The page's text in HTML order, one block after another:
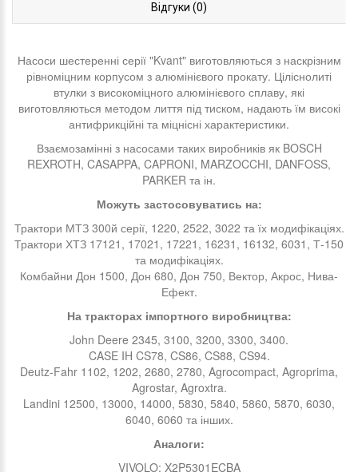
Відгуки (0)
Насоси шестеренні серії "Kvant" виготовляються з наскрізним
рівноміцним корпусом з алюмінієвого прокату. Ціліснолиті
втулки з високоміцного алюмінієвого сплаву, які
виготовляються методом лиття під тиском, надають їм високі
антифрикційні та міцнісні характеристики.
Взаємозамінні з насосами таких виробників як BOSCH
REXROTH, CASAPPA, CAPRONI, MARZOCCHI, DANFOSS,
PARKER та ін.
Можуть застосовуватись на:
Трактори МТЗ 300й серії, 1220, 2522, 3022 та їх модифікаціях.
Трактори ХТЗ 17121, 17021, 17221, 16231, 16132, 6031, Т-150
та модифікаціях.
Комбайни Дон 1500, Дон 680, Дон 750, Вектор, Акрос, Нива-
Ефект.
На тракторах імпортного виробництва:
John Deere 2345, 3100, 3200, 3300, 3400.
CASE IH CS78, CS86, CS88, CS94.
Deutz-Fahr 1102, 1202, 2680, 2780, Agrocompact, Agroprima,
Agrostar, Agroxtra.
Landini 12500, 13000, 14000, 5830, 5840, 5860, 5870, 6030,
6040, 6060 та інших.
Аналоги:
VIVOLO: X2P5301ECBA